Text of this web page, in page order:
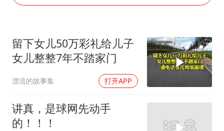
光伏八巨头签署“不低于成本价”倡议
多所幼师院校开设养老专业
泰国校园枪击事件已致8死30余伤
女子被狗舔脚确诊三级暴露 医生回应
习近平心系体育强国建设
留下女儿50万彩礼给儿子
女儿整整7年不踏家门
漂流的故事集 打开APP
讲真，是球网先动手
的！！！